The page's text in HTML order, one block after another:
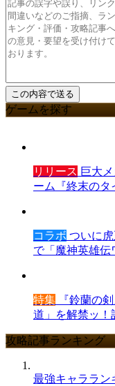
ゲームを探す
リリース 巨大
ーム『終末のタ
コラボ ついに
で「魔神英雄伝
特集 『鈴蘭の
道」を解禁ッ！
攻略記事ランキング
最強キャララン